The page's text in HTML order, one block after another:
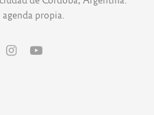
propia.